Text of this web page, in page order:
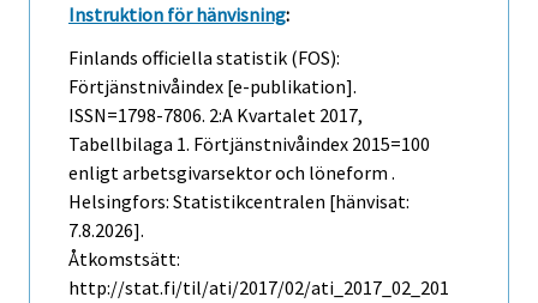
Instruktion för hänvisning:
Finlands officiella statistik (FOS):
Förtjänstnivåindex [e-publikation].
ISSN=1798-7806. 2:a Kvartalet 2017,
Tabellbilaga 1. Förtjänstnivåindex 2015=100
enligt arbetsgivarsektor och löneform .
Helsingfors: Statistikcentralen [hänvisat:
7.8.2026].
Åtkomstsätt:
http://stat.fi/til/ati/2017/02/ati_2017_02_201